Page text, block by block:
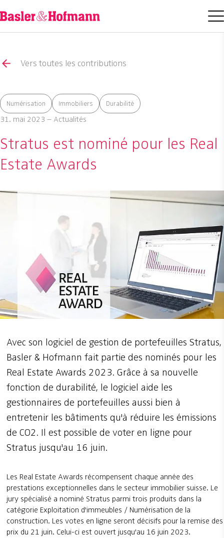
Vers toutes les contributions
Numérisation Immobiliers Durabilité
31. mai 2023 – Actualités
Stratus est nominé pour les Real
Estate Awards
Avec son logiciel de gestion de portefeuilles Stratus,
Basler & Hofmann fait partie des nominés pour les
Real Estate Awards 2023. Grâce à sa nouvelle
fonction de durabilité, le logiciel aide les
gestionnaires de portefeuilles aussi bien à
entretenir les bâtiments qu'à réduire les émissions
de CO2. Il est possible de voter en ligne pour
Stratus jusqu'au 16 juin.
Les Real Estate Awards récompensent chaque année des
prestations exceptionnelles dans le secteur immobilier suisse. Le
jury spécialisé a nominé Stratus parmi trois produits dans la
catégorie Exploitation d'immeubles / Numérisation de la
construction. Les votes en ligne seront décisifs pour la remise des
prix du 21 juin. Celui-ci est ouvert jusqu'au 16 juin 2023.